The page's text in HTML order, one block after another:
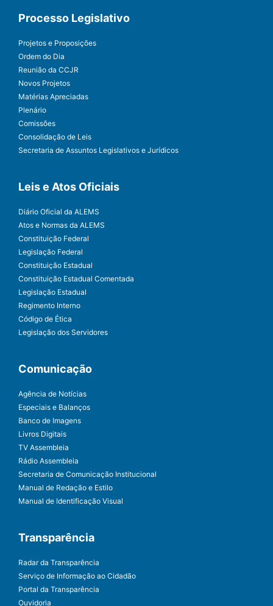
Processo Legislativo
Projetos e Proposições
Ordem do Dia
Reunião da CCJR
Novos Projetos
Matérias Apreciadas
Plenário
Comissões
Consolidação de Leis
Secretaria de Assuntos Legislativos e Jurídicos
Leis e Atos Oficiais
Diário Oficial da ALEMS
Atos e Normas da ALEMS
Constituição Federal
Legislação Federal
Constituição Estadual
Constituição Estadual Comentada
Legislação Estadual
Regimento Interno
Código de Ética
Legislação dos Servidores
Comunicação
Agência de Notícias
Especiais e Balanços
Banco de Imagens
Livros Digitais
TV Assembleia
Rádio Assembleia
Secretaria de Comunicação Institucional
Manual de Redação e Estilo
Manual de Identificação Visual
Transparência
Radar da Transparência
Serviço de Informação ao Cidadão
Portal da Transparência
Ouvidoria